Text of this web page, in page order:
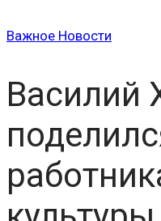
Важное Новости
Василий